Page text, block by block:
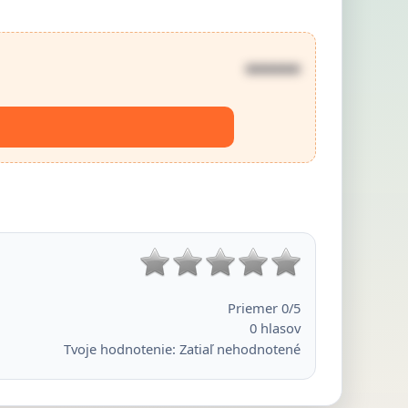
••••••
Priemer 0/5
0 hlasov
Tvoje hodnotenie: Zatiaľ nehodnotené